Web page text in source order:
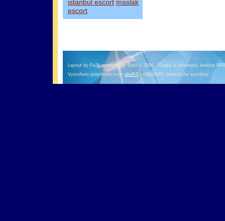
istanbul escort maslak
escort
Layout by Pa3k modified by Safa © 2006 - Český a slovenský fanklub
Vytvořeno prostřednictvím phpRS - GNU/GPL redakčního systému.